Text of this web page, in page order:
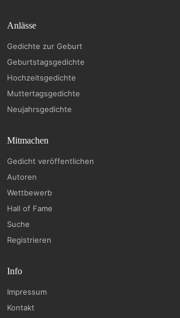
Anlässe
Gedichte zur Geburt
Geburtstagsgedichte
Hochzeitsgedichte
Muttertagsgedichte
Neujahrsgedichte
Mitmachen
Gedicht veröffentlichen
Autoren
Wettbewerb
Hall of Fame
Suche
Registrieren
Info
Impressum
Kontakt